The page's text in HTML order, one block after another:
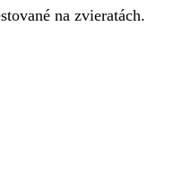
na zvieratách.